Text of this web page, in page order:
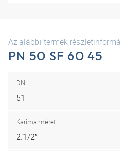
Az alábbi termék
PN 50 SF 60 45
DN
51
Karima méret
2.1/2″ "